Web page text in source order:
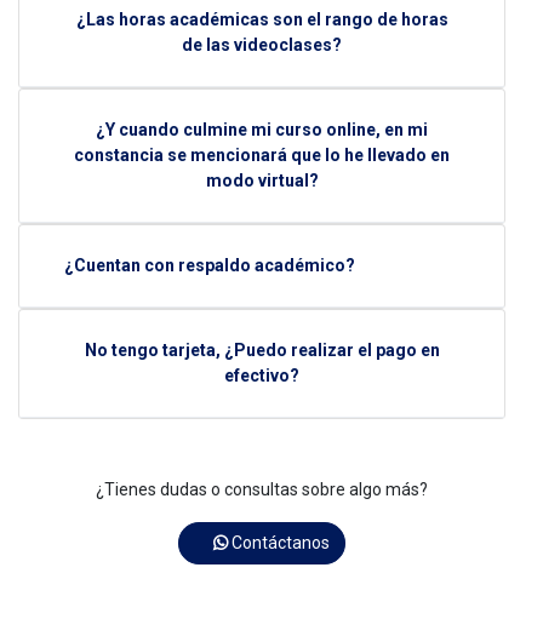
¿Las horas académicas son el rango de horas
de las videoclases?
¿Y cuando culmine mi curso online, en mi
constancia se mencionará que lo he llevado en
modo virtual?
¿Cuentan con respaldo académico?
No tengo tarjeta, ¿Puedo realizar el pago en
efectivo?
¿Tienes dudas o consultas sobre algo más?
Contáctanos